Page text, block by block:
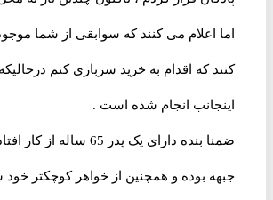
اما اعلام می کنند که سوابقی از شما موجود
اینجانب انجام شده است .
ضمنا بنده دارای یک پدر 65 ساله از
جبهه بوده و همچنین از خواهر کوچکتر خود